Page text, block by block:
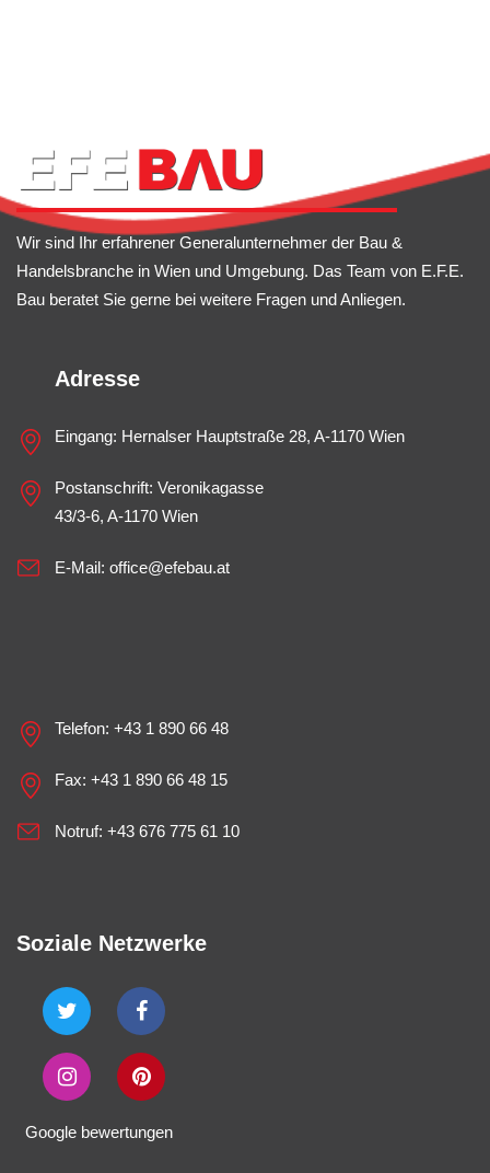
Wir sind Ihr erfahrener Generalunternehmer der Bau &
Handelsbranche in Wien und Umgebung. Das Team von E.F.E.
Bau beratet Sie gerne bei weitere Fragen und Anliegen.
Adresse
Eingang: Hernalser Hauptstraße 28, A-1170 Wien
Postanschrift: Veronikagasse
43/3-6, A-1170 Wien
E-Mail: office@efebau.at
Telefon: +43 1 890 66 48
Fax: +43 1 890 66 48 15
Notruf: +43 676 775 61 10
Soziale Netzwerke
Google bewertungen